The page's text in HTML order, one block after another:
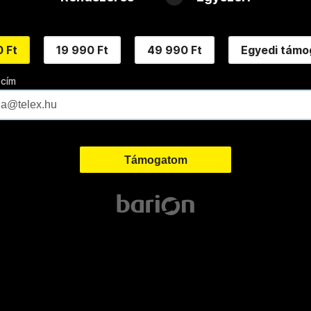
Ft 19 990 Ft 49 990 Ft Egyedi